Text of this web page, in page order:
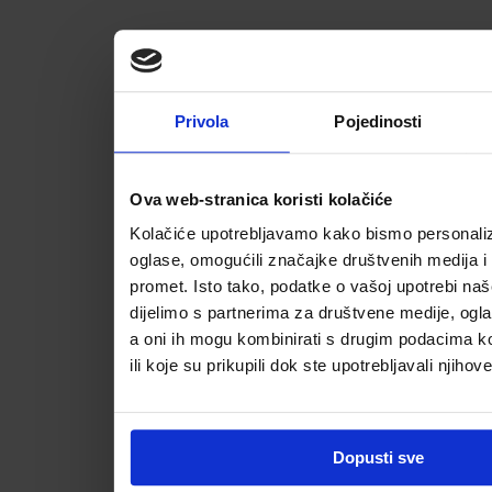
Privola Pojedinosti
Ova web-stranica koristi kolačiće
Kolačiće upotrebljavamo kako bismo
oglase, omogućili značajke društvenih medija i
promet. Isto tako, podatke o vašoj upotrebi
dijelimo s partnerima za društvene medije,
a oni ih mogu kombinirati s drugim podacima
ili koje su prikupili dok ste upotrebljavali
Dopusti sve